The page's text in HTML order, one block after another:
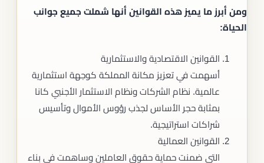
ومن أبرز ما يميز هذه القوانين أنها شملت جميع جوانب
الحياة:
القوانين الاقتصادية والاستثمارية
أسهمت في تعزيز مكانة المملكة كوجهة استثمارية
عالمية. نظام الشركات ونظام الاستثمار الأجنبي كانا
بمثابة حجر الأساس لجذب رؤوس الأموال وتأسيس
شراكات استراتيجية.
القوانين العمالية
التي ضمنت حماية حقوق العاملين وساهمت في بناء